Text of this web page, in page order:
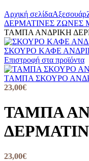
Αρχική σελίδαΑξεσουάρ
ΔΕΡΜΑΤΙΝΕΣ ΖΩΝΕΣ
ΤΑΜΠΑ ΑΝΔΡΙΚΗ
ΣΚΟΥΡΟ ΚΑΦΕ
Επιστροφή στα προϊόντα
ΤΑΜΠΑ ΣΚΟΥΡΟ
23,00€
ΤΑΜΠΑ
23,00€